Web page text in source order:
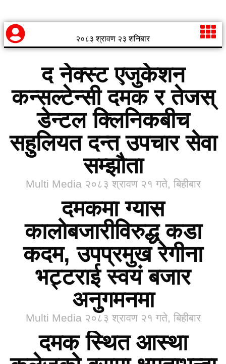
२०८३ श्रावण २३ शनिबार
द नेक्स्ट एजुकेशन
कन्सल्टेन्सी दमक र तेजस्
डेन्टल क्लिनिकबीच
सहुलियत दन्त उपचार सेवा
सम्झौता
Multi Media २०८३ श्रावण २१ गते, बिहीबार
दमकमा ग्यास
कालोबजारीविरुद्ध कडा
कदम, उपप्रमुख रेगीना
भट्टराई स्वयं बजार
अनुगमनमा
Multi Media २०८३ श्रावण २१ गते, बिहीबार
दमक स्थित आस्था